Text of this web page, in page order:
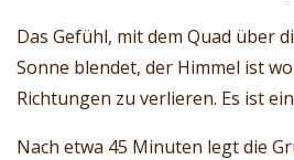
Das Gefühl, mit dem Quad über
Sonne blendet, der Himmel ist
Richtungen zu verlieren. Es ist
Nach etwa 45 Minuten legt die